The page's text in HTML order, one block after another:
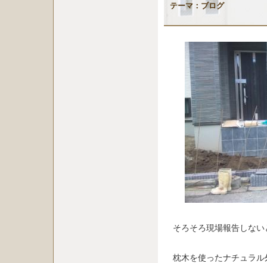
テーマ： ブログ
そろそろ現場報告しな
枕木を使ったナチュラ